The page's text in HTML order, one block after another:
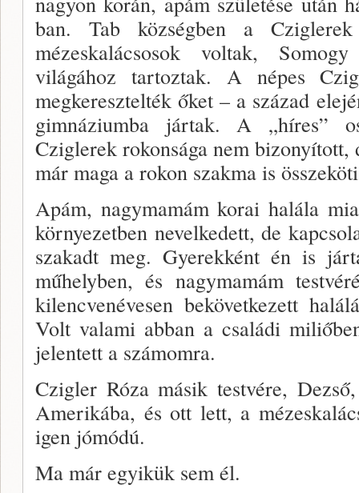
ban. Tab községben a Cziglerek
mézeskalácsosok voltak,
világához tartoztak. A népes
megke­resztelték őket – a század
gimnáziumba jár­tak. A „híres”
Cziglerek rokonsága nem
már maga a rokon szakma is
Apám, nagymamám korai halála
környe­zetben nevelkedett, de
szakadt meg. Gyerekként én is
műhelyben, és nagymamám
kilencvenévesen bekövetkezett
Volt valami ab­ban a családi
jelentett a számomra.
Czigler Róza másik testvére,
Amerikába, és ott lett, a
igen jómódú.
Ma már egyikük sem él.